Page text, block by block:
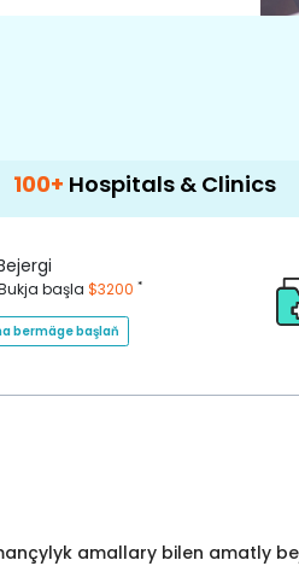
& Clinics 500+
başla $3200 *
bermäge başlaň
amallary bilen amatly